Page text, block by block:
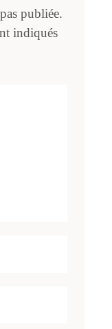
publiée.
indiqués